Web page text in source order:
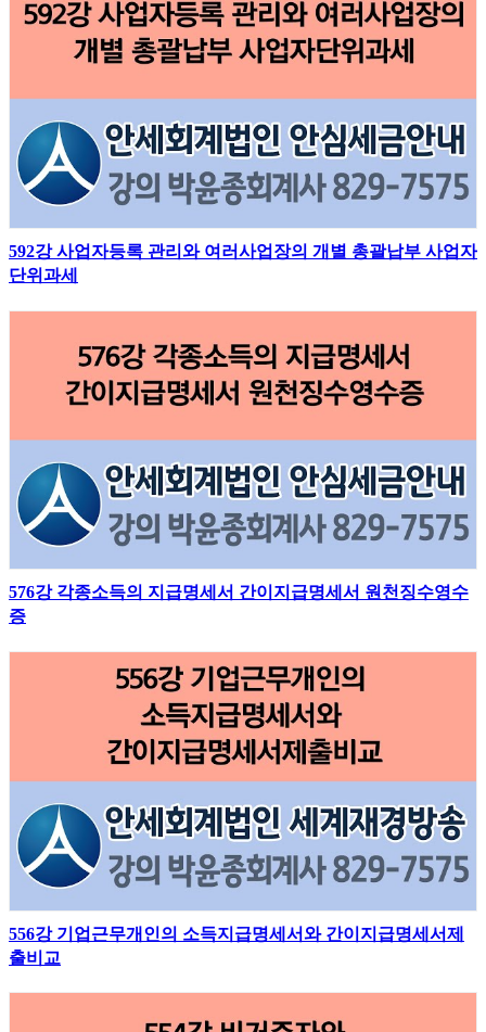
592강 사업자등록 관리와 여러사업장의 개별 총괄납부 사업자
단위과세
576강 각종소득의 지급명세서 간이지급명세서 원천징수영수
증
556강 기업근무개인의 소득지급명세서와 간이지급명세서제
출비교